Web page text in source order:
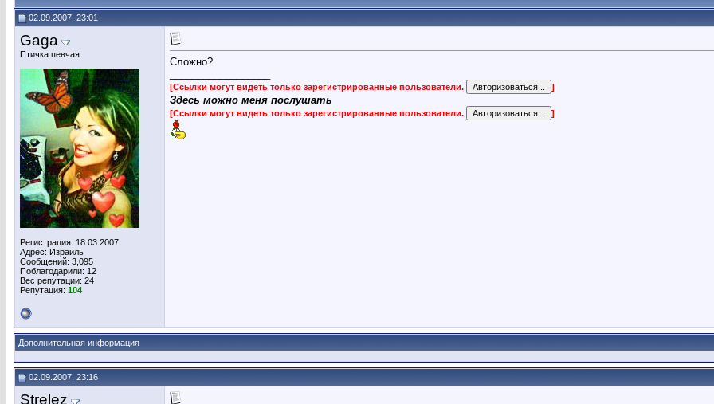
02.09.2007, 23:01
Gaga
Птичка певчая
Регистрация: 18.03.2007
Адрес: Израиль
Сообщений: 3,095
Поблагодарили: 12
Вес репутации: 24
Репутация: 104
Сложно?
[Ссылки могут видеть только зарегистрированные пользователи. ]
Здесь можно меня послушать
[Ссылки могут видеть только зарегистрированные пользователи. ]
Дополнительная информация
02.09.2007, 23:16
Strelez